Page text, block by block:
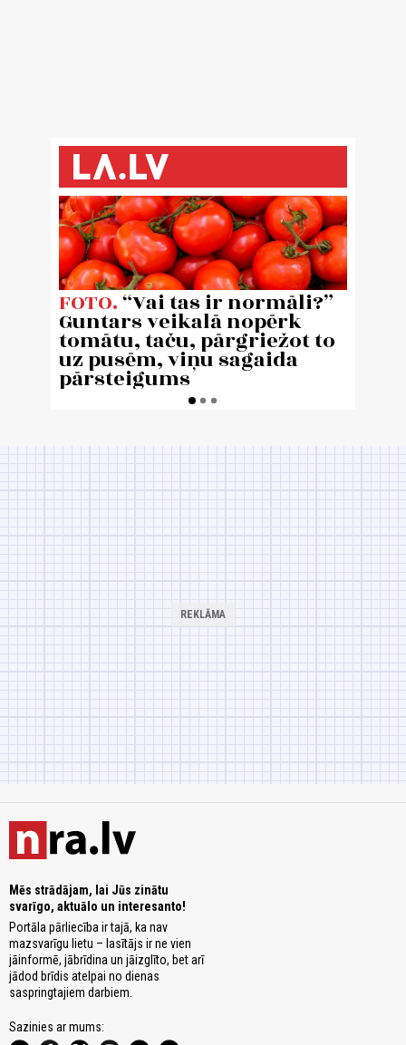
Mēs strādājam, lai Jūs zinātu
svarīgo, aktuālo un interesanto!
Portāla pārliecība ir tajā, ka nav
mazsvarīgu lietu – lasītājs ir ne vien
jāinformē, jābrīdina un jāizglīto, bet arī
jādod brīdis atelpai no dienas
saspringtajiem darbiem.
Sazinies ar mums: